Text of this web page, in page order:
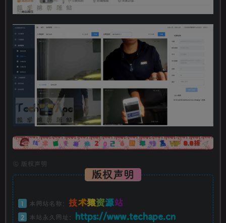
广告
© 版权声明
版权声明
1 本网站名称： 技术猿资源站
2 本站永久网址： https://www.techape.cn